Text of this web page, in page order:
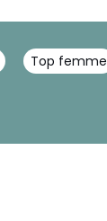
Top femme